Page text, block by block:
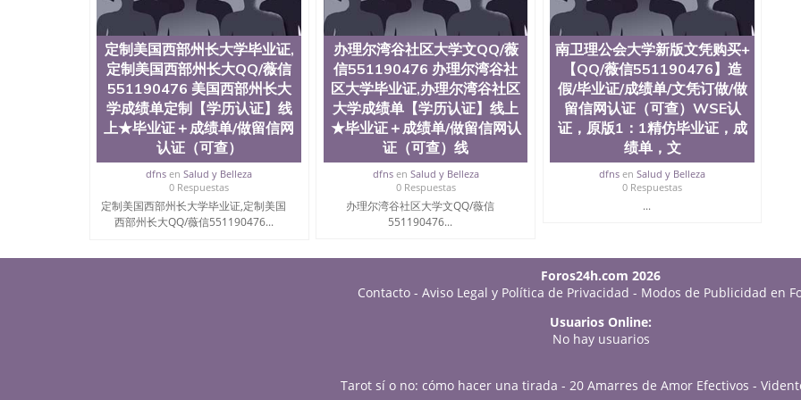
定制美国西部州长大学毕业证,
定制美国西部州长大QQ/薇信
551190476 美国西部州长大
学成绩单定制【学历认证】线
上★毕业证＋成绩单/做留信网
认证（可查）
dfns enSalud y Belleza
0 Respuestas
定制美国西部州长大学毕业证,定制美国
西部州长大QQ/薇信551190476...
办理尔湾谷社区大学文QQ/薇
信551190476 办理尔湾谷社
区大学毕业证,办理尔湾谷社区
大学成绩单【学历认证】线上
★毕业证＋成绩单/做留信网认
证（可查）线
dfnsen Salud y Belleza
0 Respuestas
办理尔湾谷社区大学文QQ/薇信
551190476...
南卫理公会大学新版文凭购买+
【QQ/薇信551190476】造
假/毕业证/成绩单/文凭订做/做
留信网认证（可查）WSE认
证，原版1：1精仿毕业证，成
绩单，文
dfns enSalud y Belleza
0 Respuestas
...
Foros24h.com 2026
Contacto - Aviso Legal y Política de Privacidad - Modos de Publicidad en
Usuarios Online:
No hay usuarios
Tarot sí o no: cómo hacer una tirada - 20 Amarres de Amor Efectivos -